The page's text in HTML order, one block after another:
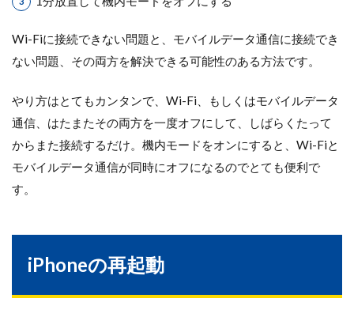
Wi-Fiに接続できない問題と、モバイルデータ通信に接続でき
ない問題、その両方を解決できる可能性のある方法です。
やり方はとてもカンタンで、Wi-Fi、もしくはモバイルデータ
通信、はたまたその両方を一度オフにして、しばらくたって
からまた接続するだけ。機内モードをオンにすると、Wi-Fiと
モバイルデータ通信が同時にオフになるのでとても便利で
す。
iPhoneの再起動